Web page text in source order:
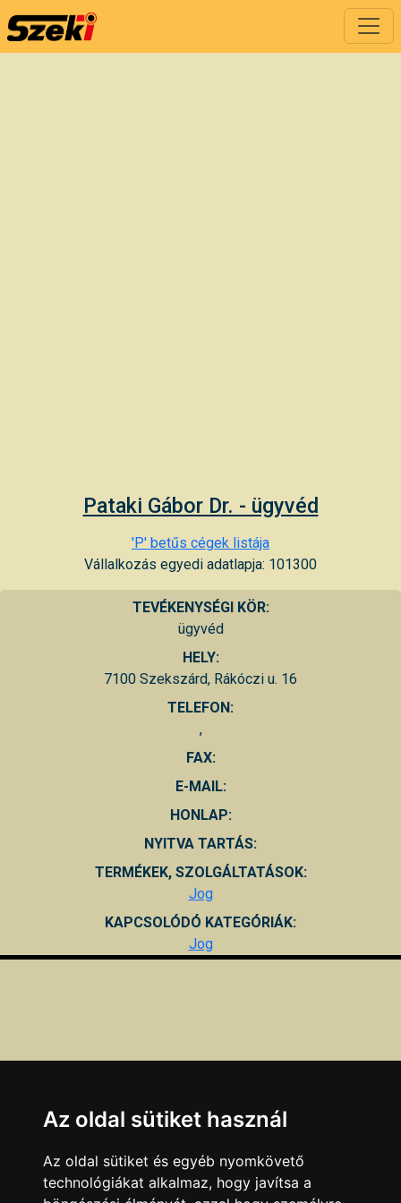
Pataki Gábor Dr. - ügyvéd
'P' betűs cégek listája
Vállalkozás egyedi adatlapja: 101300
TEVÉKENYSÉGI KÖR:
ügyvéd
HELY:
7100 Szekszárd, Rákóczi u. 16
TELEFON:
,
FAX:
E-MAIL:
HONLAP:
NYITVA TARTÁS:
TERMÉKEK, SZOLGÁLTATÁSOK:
Jog
KAPCSOLÓDÓ KATEGÓRIÁK:
Jog
Az oldal sütiket használ
Az oldal sütiket és egyéb nyomkövető
technológiákat alkalmaz, hogy javítsa a